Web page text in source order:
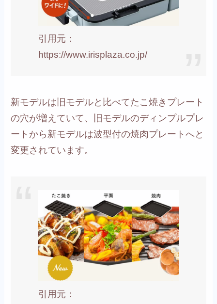
引用元：
https://www.irisplaza.co.jp/
新モデルは旧モデルと比べてたこ焼きプレート
の穴が増えていて、
旧モデルのディンプルプレ
ートから新モデルは波型付の焼肉プレートへと
変更されています。
引用元：